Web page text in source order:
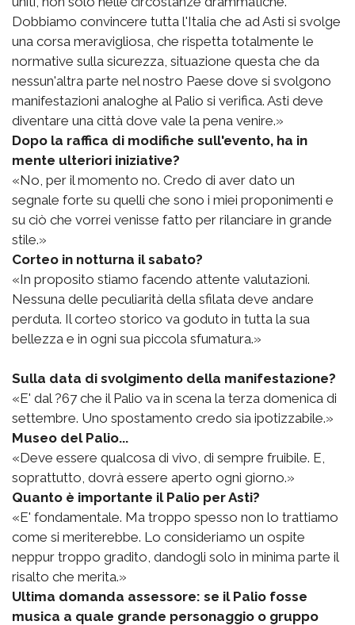
Dobbiamo convincere tutta l'Italia che ad Asti si svolge
una corsa meravigliosa, che rispetta totalmente le
normative sulla sicurezza, situazione questa che da
nessun'altra parte nel nostro Paese dove si svolgono
manifestazioni analoghe al Palio si verifica. Asti deve
diventare una città dove vale la pena venire.»
Dopo la raffica di modifiche sull'evento, ha in
mente ulteriori iniziative?
«No, per il momento no. Credo di aver dato un
segnale forte su quelli che sono i miei proponimenti e
su ciò che vorrei venisse fatto per rilanciare in grande
stile.»
Corteo in notturna il sabato?
«In proposito stiamo facendo attente valutazioni.
Nessuna delle peculiarità della sfilata deve andare
perduta. Il corteo storico va goduto in tutta la sua
bellezza e in ogni sua piccola sfumatura.»
Sulla data di svolgimento della manifestazione?
«E' dal ?67 che il Palio va in scena la terza domenica di
settembre. Uno spostamento credo sia ipotizzabile.»
Museo del Palio...
«Deve essere qualcosa di vivo, di sempre fruibile. E,
soprattutto, dovrà essere aperto ogni giorno.»
Quanto è importante il Palio per Asti?
«E' fondamentale. Ma troppo spesso non lo trattiamo
come si meriterebbe. Lo consideriamo un ospite
neppur troppo gradito, dandogli solo in minima parte il
risalto che merita.»
Ultima domanda assessore: se il Palio fosse
musica a quale grande personaggio o gruppo